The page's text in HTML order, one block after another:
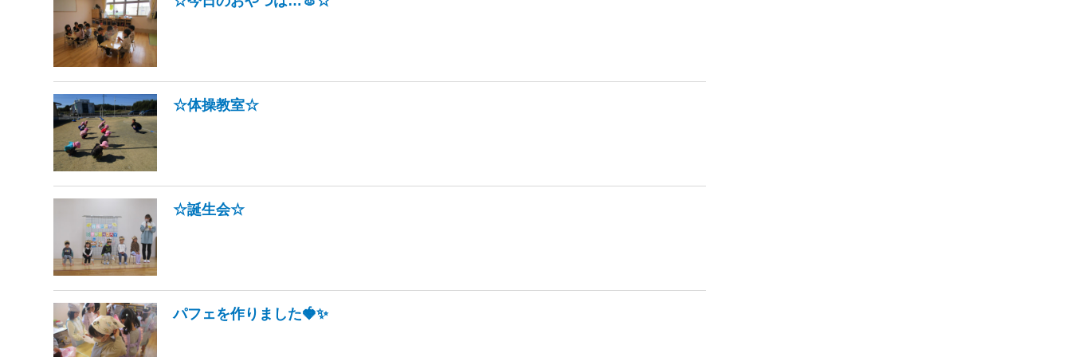
☆体操教室☆
☆誕生会☆
パフェを作りました🍓✨